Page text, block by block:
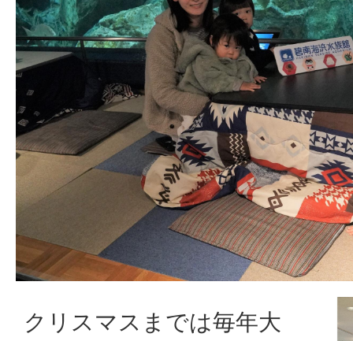
クリスマスまでは毎年大